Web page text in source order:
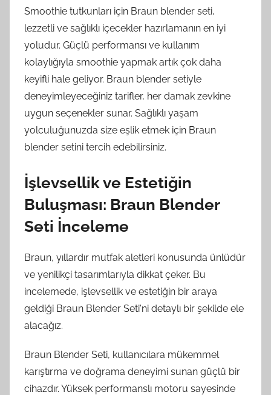
Smoothie tutkunları için Braun blender seti,
lezzetli ve sağlıklı içecekler hazırlamanın en iyi
yoludur. Güçlü performansı ve kullanım
kolaylığıyla smoothie yapmak artık çok daha
keyifli hale geliyor. Braun blender setiyle
deneyimleyeceğiniz tarifler, her damak zevkine
uygun seçenekler sunar. Sağlıklı yaşam
yolculuğunuzda size eşlik etmek için Braun
blender setini tercih edebilirsiniz.
İşlevsellik ve Estetiğin
Buluşması: Braun Blender
Seti İnceleme
Braun, yıllardır mutfak aletleri konusunda ünlüdür
ve yenilikçi tasarımlarıyla dikkat çeker. Bu
incelemede, işlevsellik ve estetiğin bir araya
geldiği Braun Blender Seti'ni detaylı bir şekilde ele
alacağız.
Braun Blender Seti, kullanıcılara mükemmel
karıştırma ve doğrama deneyimi sunan güçlü bir
cihazdır. Yüksek performanslı motoru sayesinde